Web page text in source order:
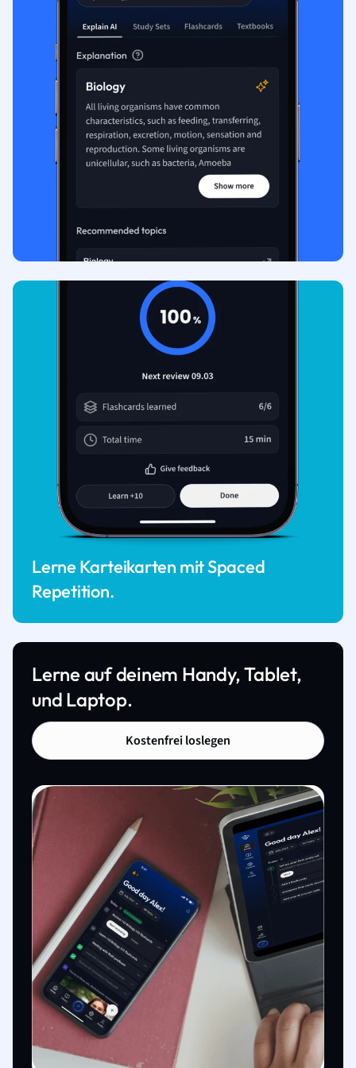
Lerne Karteikarten mit Spaced
Repetition.
Lerne auf deinem Handy, Tablet,
und Laptop.
Kostenfrei loslegen